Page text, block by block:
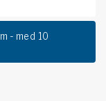
- med 10